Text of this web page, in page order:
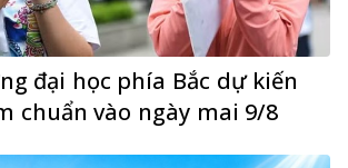
đại học phía Bắc dự kiến
chuẩn vào ngày mai 9/8